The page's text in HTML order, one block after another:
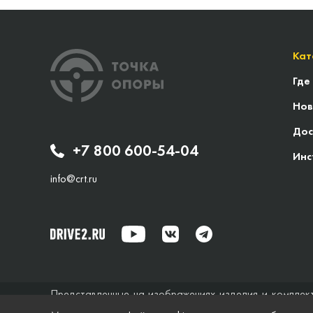
+7 800 600-54-04
info@crt.ru
Представленные на изображениях изделия и
исключительно справочный характер и ни при каких